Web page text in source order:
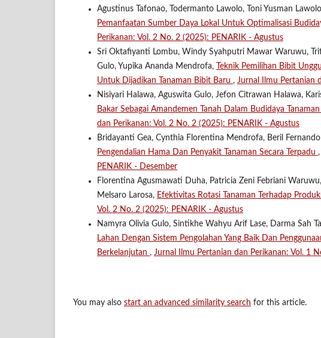
Agustinus Tafonao, Todermanto Lawolo, Toni Yusman
Pemanfaatan Sumber Daya Lokal Untuk Optimalisasi
Perikanan: Vol. 2 No. 2 (2025): PENARIK - Agustus
Sri Oktafiyanti Lombu, Windy Syahputri Mawar Waruwu,
Gulo, Yupika Ananda Mendrofa,
Teknik Pemilihan Bibit
Untuk Dijadikan Tanaman Bibit Baru , Jurnal Ilmu Pertanian
Nisiyari Halawa, Aguswita Gulo, Jefon Citrawan Halawa,
Bakar Sebagai Amandemen Tanah Dalam Budidaya
dan Perikanan: Vol. 2 No. 2 (2025): PENARIK - Agustus
Bridayanti Gea, Cynthia Florentina Mendrofa, Beril
Pengendalian Hama Dan Penyakit Tanaman Secara Terpadu ,
PENARIK - Desember
Florentina Agusmawati Duha, Patricia Zeni Febriani
Melsaro Larosa, Efektivitas Rotasi Tanaman Terhadap
Vol. 2 No. 2 (2025): PENARIK - Agustus
Namyra Olivia Gulo, Sintikhe Wahyu Arif Lase, Darma Sah
Lahan Dengan Sistem Pengolahan Yang Baik Dan
Berkelanjutan , Jurnal Ilmu Pertanian dan Perikanan: Vol. 1
You may also start an advanced similarity search for this article.